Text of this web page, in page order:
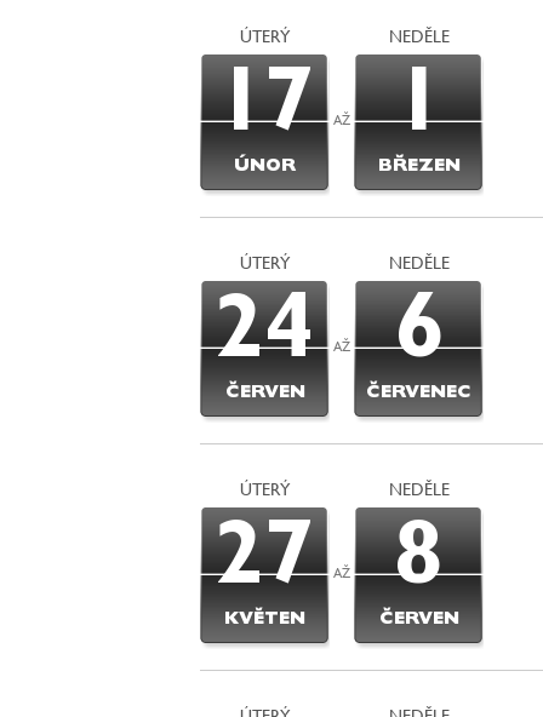
ÚTERÝ
17
ÚNOR
AŽ
NEDĚLE
1
BŘEZEN
ÚTERÝ
24
ČERVEN
AŽ
NEDĚLE
6
ČERVENEC
ÚTERÝ
27
KVĚTEN
AŽ
NEDĚLE
8
ČERVEN